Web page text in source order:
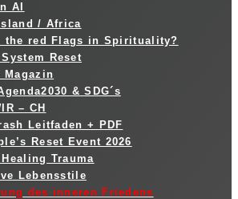
AI
/ Africa
the red Flags in Spirituality?
Reset
Magazin
& SDG´s
– CH
Leitfaden + PDF
Reset Event 2026
Trauma
Lebensstile
des inneren Friedens